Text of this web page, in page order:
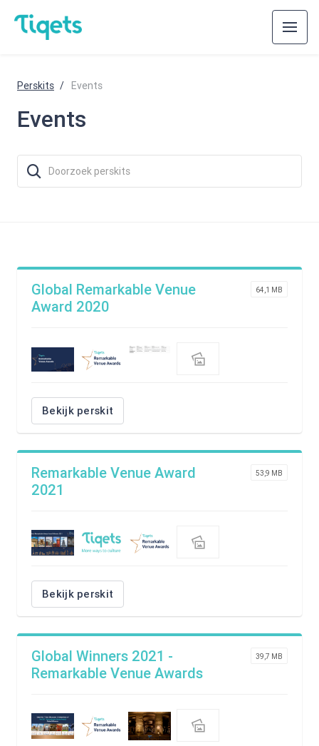
Perskits Events
Events
Global Remarkable Venue
Award 2020
64,1 MB
Bekijk perskit
Remarkable Venue Award
2021
53,9 MB
Bekijk perskit
Global Winners 2021 -
Remarkable Venue Awards
39,7 MB